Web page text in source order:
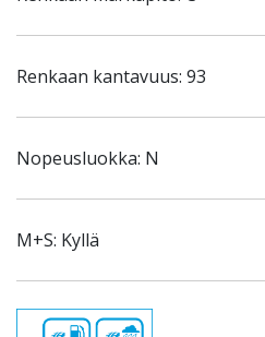
Renkaan kantavuus: 93
Nopeusluokka: N
M+S: Kyllä